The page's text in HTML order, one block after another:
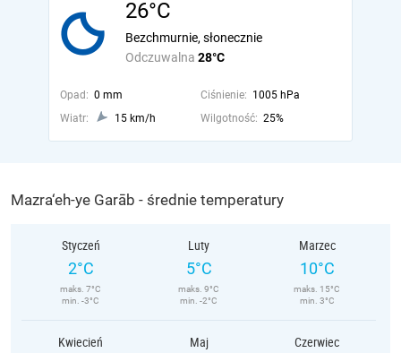
26°C
Odczuwalna 28°C
Bezchmurnie, słonecznie
Opad: 0 mm Ciśnienie: 1005 hPa
Wiatr:
15 km/h Wilgotność: 25%
Mazra‘eh-ye Garāb - średnie temperatury
Styczeń
2°C
maks. 7°C
min. -3°C
Luty
5°C
maks. 9°C
min. -2°C
Marzec
10°C
maks. 15°C
min. 3°C
Kwiecień Maj Czerwiec